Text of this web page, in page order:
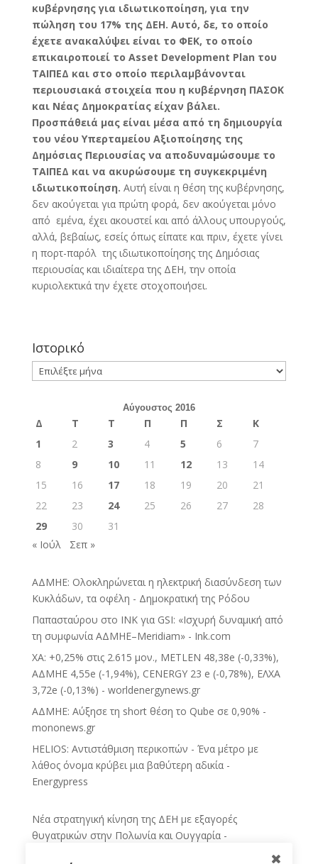
κυβέρνησης για ιδιωτικοποίηση, για την
πώληση του 17% της ΔΕΗ. Αυτό, δε, το οποίο
έχετε ανακαλύψει είναι το ΦΕΚ, το οποίο
επικαιροποιεί το Asset Development Plan του
ΤΑΙΠΕΔ και στο οποίο περιλαμβάνονται
περιουσιακά στοιχεία που η κυβέρνηση ΠΑΣΟΚ
και Νέας Δημοκρατίας είχαν βάλει.
Προσπάθειά μας είναι μέσα από τη δημιουργία
του νέου Υπερταμείου Αξιοποίησης της
Δημόσιας Περιουσίας να αποδυναμώσουμε το
ΤΑΙΠΕΔ και να ακυρώσουμε τη συγκεκριμένη
ιδιωτικοποίηση. Αυτή είναι η θέση της κυβέρνησης,
δεν ακούγεται για πρώτη φορά, δεν ακούγεται μόνο
από εμένα, έχει ακουστεί και από άλλους υπουργούς,
αλλά, βεβαίως, εσείς όπως είπατε και πριν, έχετε γίνει
η πορτ-παρόλ της ιδιωτικοποίησης της Δημόσιας
περιουσίας και ιδιαίτερα της ΔΕΗ, την οποία
κυριολεκτικά την έχετε στοχοποιήσει.
Ιστορικό
Ιστορικό
Αύγουστος 2016
Δ Τ Τ Π Π Σ
Κ
1
2 3 4 5 6
7
8
9 10 11 12 13
14
15
16 17 18 19 20
21
22
23 24 25 26 27
28
29
30
31
« Ιούλ
Σεπ »
ΑΔΜΗΕ: Ολοκληρώνεται η ηλεκτρική διασύνδεση των
Κυκλάδων, τα οφέλη - Δημοκρατική της Ρόδου
Παπασταύρου στο INK για GSI: «Ισχυρή δυναμική από
τη συμφωνία ΑΔΜΗΕ–Meridiam» - Ink.com
ΧΑ: +0,25% στις 2.615 μον., METLEN 48,38e (-0,33%),
ΑΔΜΗΕ 4,55e (-1,94%), CENERGY 23 e (-0,78%), ΕΛΧΑ
3,72e (-0,13%) - worldenergynews.gr
ΑΔΜΗΕ: Αύξησε τη short θέση το Qube σε 0,90% -
mononews.gr
HELIOS: Αντιστάθμιση περικοπών - Ένα μέτρο με
λάθος όνομα κρύβει μια βαθύτερη αδικία -
Energypress
Νέα στρατηγική κίνηση της ΔΕΗ με εξαγορές
θυγατρικών στην Πολωνία και Ουγγαρία -